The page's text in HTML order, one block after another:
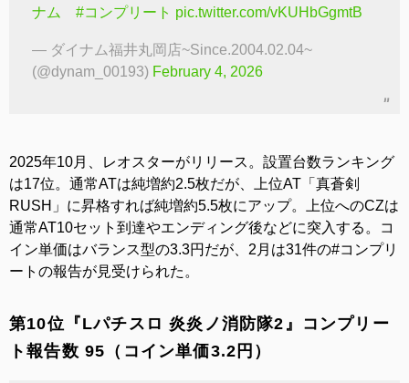
ナム
#コンプリート pic.twitter.com/vKUHbGgmtB
— ダイナム福井丸岡店~Since.2004.02.04~
(@dynam_00193) February 4, 2026
2025年10月、レオスターがリリース。設置台数ランキング
は17位。通常ATは純増約2.5枚だが、上位AT「真蒼剣
RUSH」に昇格すれば純増約5.5枚にアップ。上位へのCZは
通常AT10セット到達やエンディング後などに突入する。コ
イン単価はバランス型の3.3円だが、2月は31件の#コンプリ
ートの報告が見受けられた。
第10位『Lパチスロ 炎炎ノ消防隊2』コンプリー
ト報告数 95（コイン単価3.2円）